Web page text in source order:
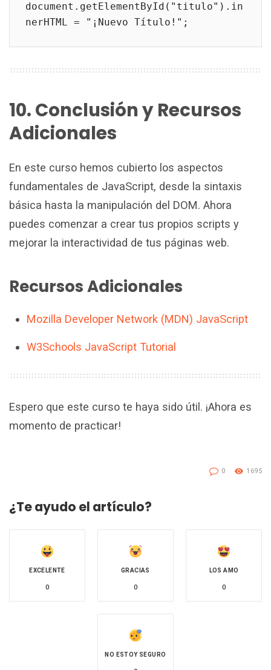
document.getElementById("titulo").in
nerHTML = "¡Nuevo Título!";
10. Conclusión y Recursos
Adicionales
En este curso hemos cubierto los aspectos
fundamentales de JavaScript, desde la sintaxis
básica hasta la manipulación del DOM. Ahora
puedes comenzar a crear tus propios scripts y
mejorar la interactividad de tus páginas web.
Recursos Adicionales
Mozilla Developer Network (MDN) JavaScript
W3Schools JavaScript Tutorial
Espero que este curso te haya sido útil. ¡Ahora es
momento de practicar!
0 1695
¿Te ayudo el artículo?
EXCELENTE
0
GRACIAS
0
LOS AMO
0
NO ESTOY SEGURO